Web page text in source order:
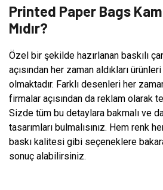
Printed Paper Bags
Mıdır?
Özel bir şekilde hazırlanan baskılı
açısından her zaman aldıkları
olmaktadır. Farklı desenleri her
firmalar açısından da reklam olarak
Sizde tüm bu detaylara bakmalı ve
tasarımları bulmalısınız. Hem renk
baskı kalitesi gibi seçeneklere
sonuç alabilirsiniz.